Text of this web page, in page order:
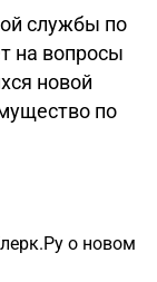
службы по
на вопросы
новой
по